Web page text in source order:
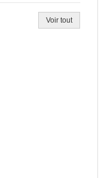
Voir tout